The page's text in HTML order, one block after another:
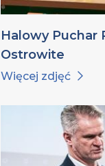
Halowy Puchar
Ostrowite
Więcej zdjęć